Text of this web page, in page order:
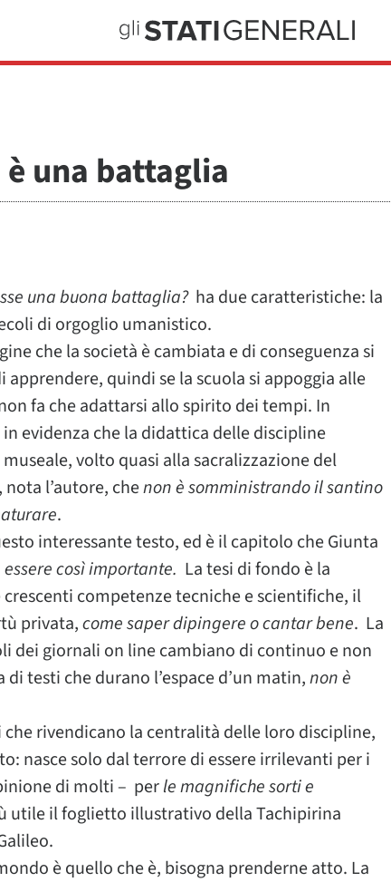
una battaglia
una buona battaglia?ha due caratteristiche: la
di orgoglio umanistico.
che la società è cambiata e di conseguenza si
quindi se la scuola si appoggia alle
fa che adattarsi allo spirito dei tempi. In
evidenza che la didattica delle discipline
volto quasi alla sacralizzazione del
l’autore, chenon è somministrando il santino
.
interessante testo, ed è il capitolo che Giunta
così importante. La tesi di fondo è la
competenze tecniche e scientifiche, il
privata,come saper dipingere o cantar bene. La
dei giornali on line cambiano di continuo e non
testi che durano l’espace d’un matin,non è
rivendicano la centralità delle loro discipline,
nasce solo dal terrore di essere irrilevanti per i
di molti – perle magnifiche sorti e
utile il foglietto illustrativo della Tachipirina
è quello che è, bisogna prenderne atto. La